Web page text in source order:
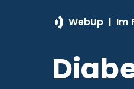
WebUp | Im